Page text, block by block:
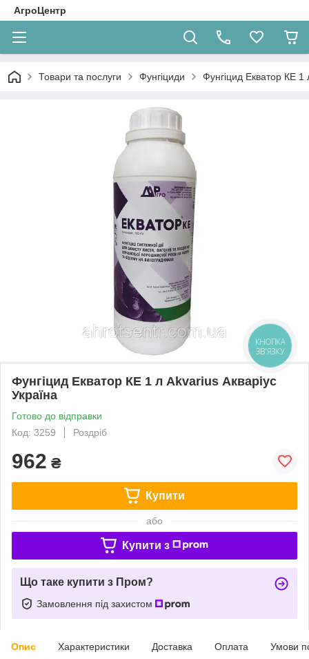
АгроЦентр
Товари та послуги Фунгіциди Фунгіцид Екватор КЕ 1
Фунгіцид Екватор КЕ 1 л Akvarius Акваріус
Україна
Готово до відправки
Код: 3259
Роздріб
962 ₴
Купити
або
Купити з
Що таке купити з Пром?
Замовлення під захистом
Опис Характеристики Доставка Оплата Умови
КНОПКА
ЗВ'ЯЗКУ